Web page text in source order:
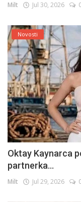
Milt Jul 30, 2026
Novosti
Oktay Kaynarca
partnerka...
Milt Jul 29, 2026